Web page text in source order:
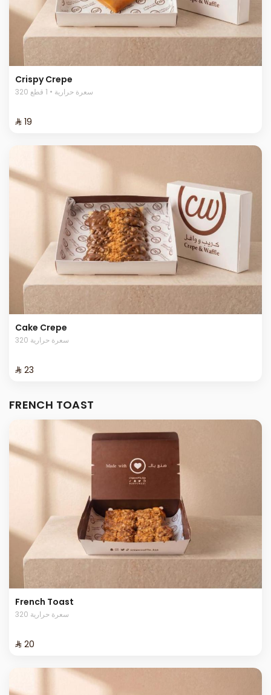
Crispy Crepe
320 سعرة حرارية • 1 قطع
⁨⁦‪‬ 19⁩
Cake Crepe
320 سعرة حرارية
⁨⁦‪‬ 23⁩
FRENCH TOAST
French Toast
320 سعرة حرارية
⁨⁦‪‬ 20⁩